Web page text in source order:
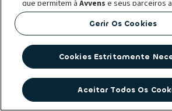
que permitem àAyvens e seus parceiros
tráfego do site e o seu comportamento
disponibilização de funcionalidades nas
fora do nosso website.
Poderágerir os cookiesou retirar o
qualquer momento, sem que isso afete a
utilização desses cookies no momento
Gerir Os Cookies
Cookies Estritamente
Aceitar Todos Os